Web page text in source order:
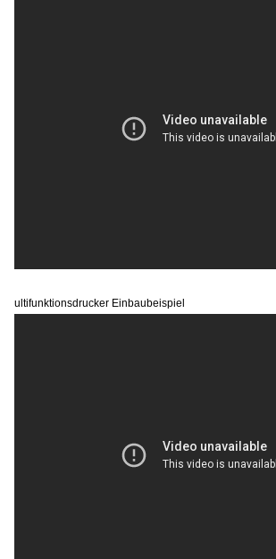
ultifunktionsdrucker Einbaubeispiel